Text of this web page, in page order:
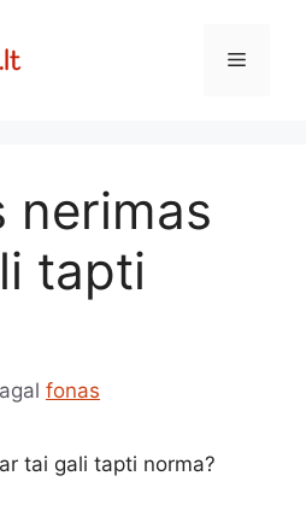
Meniu
nerimas
tapti
fonas
tai gali tapti norma?